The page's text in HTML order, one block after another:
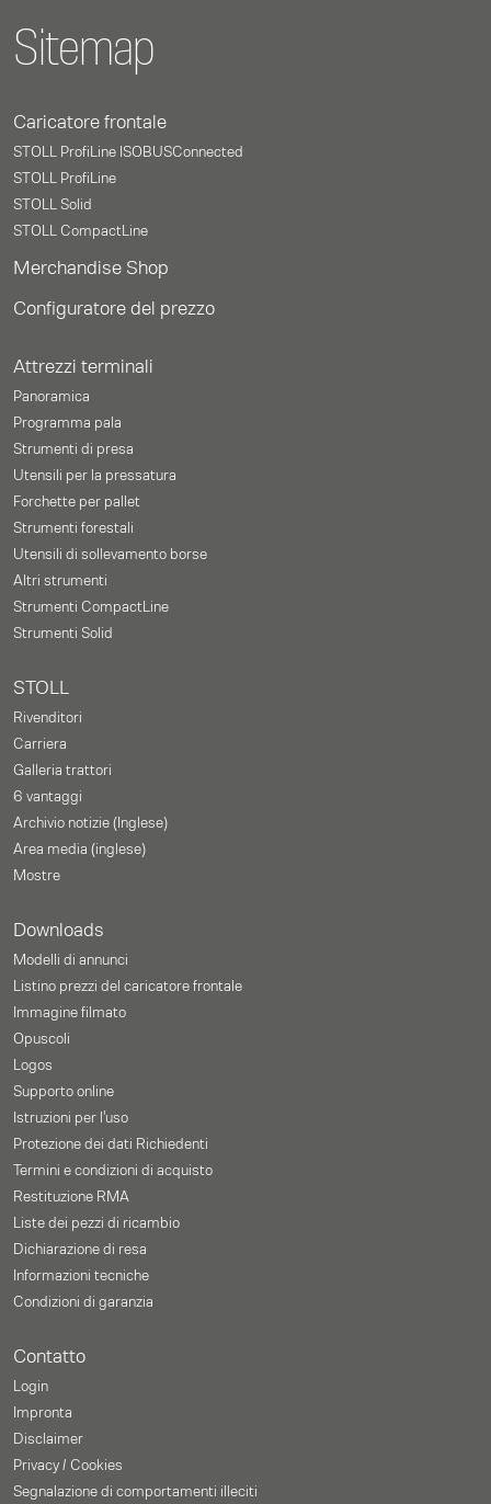
Sitemap
Caricatore frontale
STOLL ProfiLine ISOBUSConnected
STOLL ProfiLine
STOLL Solid
STOLL CompactLine
Merchandise Shop
Configuratore del prezzo
Attrezzi terminali
Panoramica
Programma pala
Strumenti di presa
Utensili per la pressatura
Forchette per pallet
Strumenti forestali
Utensili di sollevamento borse
Altri strumenti
Strumenti CompactLine
Strumenti Solid
STOLL
Rivenditori
Carriera
Galleria trattori
6 vantaggi
Archivio notizie (Inglese)
Area media (inglese)
Mostre
Downloads
Modelli di annunci
Listino prezzi del caricatore frontale
Immagine filmato
Opuscoli
Logos
Supporto online
Istruzioni per l'uso
Protezione dei dati Richiedenti
Termini e condizioni di acquisto
Restituzione RMA
Liste dei pezzi di ricambio
Dichiarazione di resa
Informazioni tecniche
Condizioni di garanzia
Contatto
Login
Impronta
Disclaimer
Privacy / Cookies
Segnalazione di comportamenti illeciti